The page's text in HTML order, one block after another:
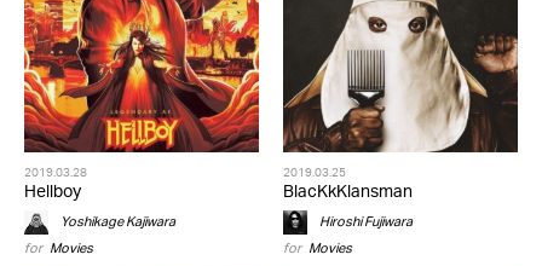
2019.03.28
Hellboy
Yoshikage Kajiwara
for Movies
2019.03.25
BlacKkKlansman
Hiroshi Fujiwara
for Movies